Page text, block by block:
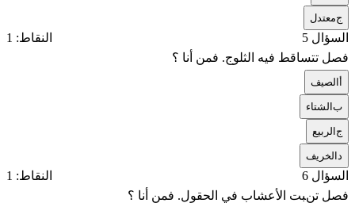
جمعتدل
السؤال 5
النقاط: 1
فصل تتساقط فيه الثلوج. فمن أنا ؟
الصيف
بالشتاء
جالربيع
الخريف
السؤال 6
النقاط: 1
فصل تنبت الأعشاب في الحقول. فمن أنا ؟